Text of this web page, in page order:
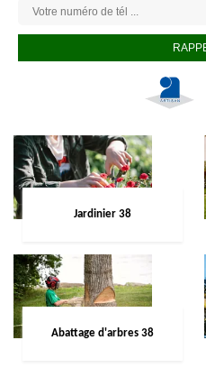
Jardinier 38
Abattage d'arbres 38